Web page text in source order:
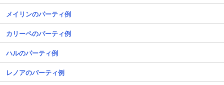
メイリンのパーティ例
カリーペのパーティ例
ハルのパーティ例
レノアのパーティ例